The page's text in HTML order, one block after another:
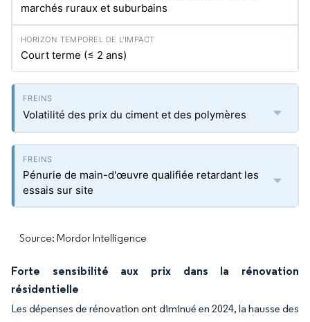
marchés ruraux et suburbains
Court terme (≤ 2 ans)
Volatilité des prix du ciment et des polymères
Pénurie de main-d'œuvre qualifiée retardant les
essais sur site
Source: Mordor Intelligence
Forte sensibilité aux prix dans la rénovation
résidentielle
Les dépenses de rénovation ont diminué en 2024, la hausse des